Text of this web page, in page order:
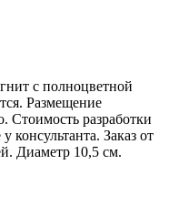
с полноцветной
Размещение
Стоимость разработки
консультанта. Заказ от
Диаметр 10,5 см.